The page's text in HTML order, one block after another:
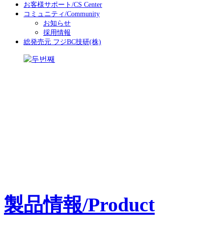
お客様サポート/CS Center
コミュニティ/Community
お知らせ
採用情報
総発売元 フジBC技研(株)
製品情報/Product